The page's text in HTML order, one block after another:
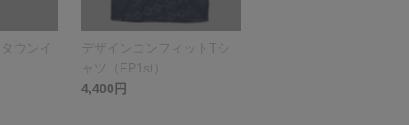
ウンイ
デザインコンフィットTシ
ャツ（FP1st）
4,400円